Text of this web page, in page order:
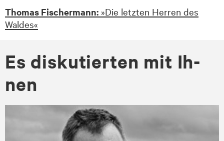
Thomas Fischermann: »Die letzten Herren des
Waldes«
Es dis­ku­tier­ten mit Ih­
nen